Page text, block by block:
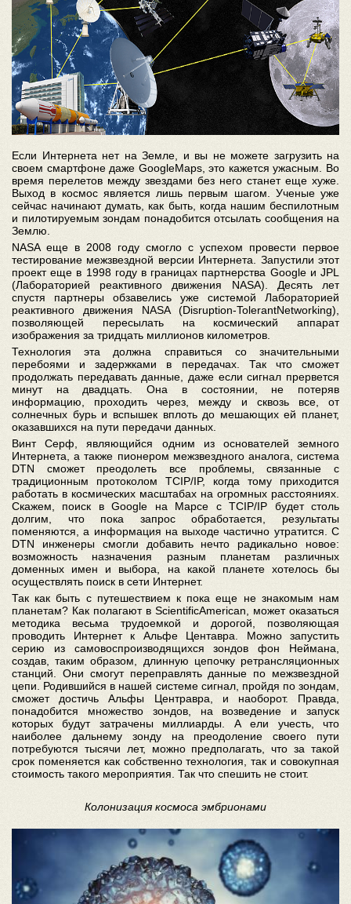
Если Интернета нет на Земле, и вы не можете загрузить на
своем смартфоне даже GoogleMaps, это кажется ужасным. Во
время перелетов между звездами без него станет еще хуже.
Выход в космос является лишь первым шагом. Ученые уже
сейчас начинают думать, как быть, когда нашим беспилотным
и пилотируемым зондам понадобится отсылать сообщения на
Землю.
NASA еще в 2008 году смогло с успехом провести первое
тестирование межзвездной версии Интернета. Запустили этот
проект еще в 1998 году в границах партнерства Google и JPL
(Лабораторией реактивного движения NASA). Десять лет
спустя партнеры обзавелись уже системой Лабораторией
реактивного движения NASA (Disruption-TolerantNetworking),
позволяющей пересылать на космический аппарат
изображения за тридцать миллионов километров.
Технология эта должна справиться со значительными
перебоями и задержками в передачах. Так что сможет
продолжать передавать данные, даже если сигнал прервется
минут на двадцать. Она в состоянии, не потеряв
информацию, проходить через, между и сквозь все, от
солнечных бурь и вспышек вплоть до мешающих ей планет,
оказавшихся на пути передачи данных.
Винт Серф, являющийся одним из основателей земного
Интернета, а также пионером межзвездного аналога, система
DTN сможет преодолеть все проблемы, связанные с
традиционным протоколом TCIP/IP, когда тому приходится
работать в космических масштабах на огромных расстояниях.
Скажем, поиск в Google на Марсе с TCIP/IP будет столь
долгим, что пока запрос обработается, результаты
поменяются, а информация на выходе частично утратится. С
DTN инженеры смогли добавить нечто радикально новое:
возможность назначения разным планетам различных
доменных имен и выбора, на какой планете хотелось бы
осуществлять поиск в сети Интернет.
Так как быть с путешествием к пока еще не знакомым нам
планетам? Как полагают в ScientificAmerican, может оказаться
методика весьма трудоемкой и дорогой, позволяющая
проводить Интернет к Альфе Центавра. Можно запустить
серию из самовоспроизводящихся зондов фон Неймана,
создав, таким образом, длинную цепочку ретрансляционных
станций. Они смогут переправлять данные по межзвездной
цепи. Родившийся в нашей системе сигнал, пройдя по зондам,
сможет достичь Альфы Центравра, и наоборот. Правда,
понадобится множество зондов, на возведение и запуск
которых будут затрачены миллиарды. А ели учесть, что
наиболее дальнему зонду на преодоление своего пути
потребуются тысячи лет, можно предполагать, что за такой
срок поменяется как собственно технология, так и совокупная
стоимость такого мероприятия. Так что спешить не стоит.
Колонизация космоса эмбрионами